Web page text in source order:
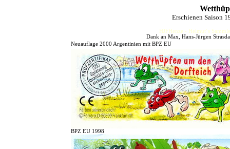
Erschienen Saison
HJFHenze - Helmut´s
Dank an Max, Hans-Jürgen
Neuauflage 2000 Argentinien mit BPZ EU
BPZ EU 1998